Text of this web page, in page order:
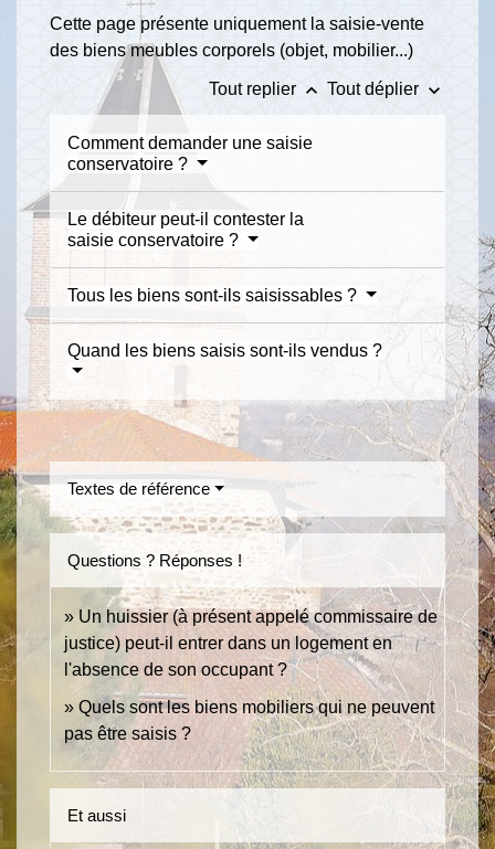
Cette page présente uniquement la saisie-vente
des biens meubles corporels (objet, mobilier...)
Tout replier keyboard_arrow_up Tout déplier keyboard_arrow_down
Comment demander une saisie
conservatoire ?
Le débiteur peut-il contester la
saisie conservatoire ?
Tous les biens sont-ils saisissables ?
Quand les biens saisis sont-ils vendus ?
Textes de référence
Questions ? Réponses !
Un huissier (à présent appelé commissaire de
justice) peut-il entrer dans un logement en
l'absence de son occupant ?
Quels sont les biens mobiliers qui ne peuvent
pas être saisis ?
Et aussi